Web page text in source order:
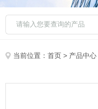
当前位置：首页 > 产品中心